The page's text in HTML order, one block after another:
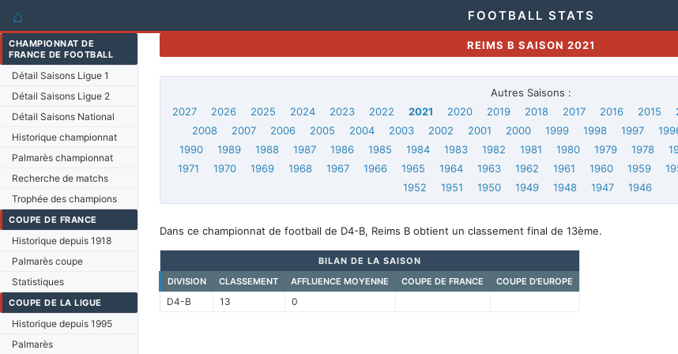
⌂ FOOTBALL STATS
CHAMPIONNAT DE
FRANCE DE FOOTBALL
Détail Saisons Ligue 1
Détail Saisons Ligue 2
Détail Saisons National
Historique championnat
Palmarès championnat
Recherche de matchs
Trophée des champions
COUPE DE FRANCE
Historique depuis 1918
Palmarès coupe
Statistiques
COUPE DE LA LIGUE
Historique depuis 1995
Palmarès
REIMS B SAISON 2021
Autres Saisons :
2027
2026 2025 2024 2023 2022 2021 2020 2019 2018 2017 2016 2015
2008
2007 2006 2005 2004 2003 2002 2001 2000 1999 1998 1997
1990
1989 1988 1987 1986 1985 1984 1983 1982 1981 1980 1979 1978
1971
1970 1969 1968 1967 1966 1965 1964 1963 1962 1961 1960 1959
1952
1951 1950 1949 1948 1947 1946
Dans ce championnat de football de D4-B, Reims B obtient un classement final de 13ème.
BILAN DE LA SAISON
DIVISION
CLASSEMENT AFFLUENCE MOYENNE COUPE DE FRANCE COUPE D'EUROPE
D4-B 13 0